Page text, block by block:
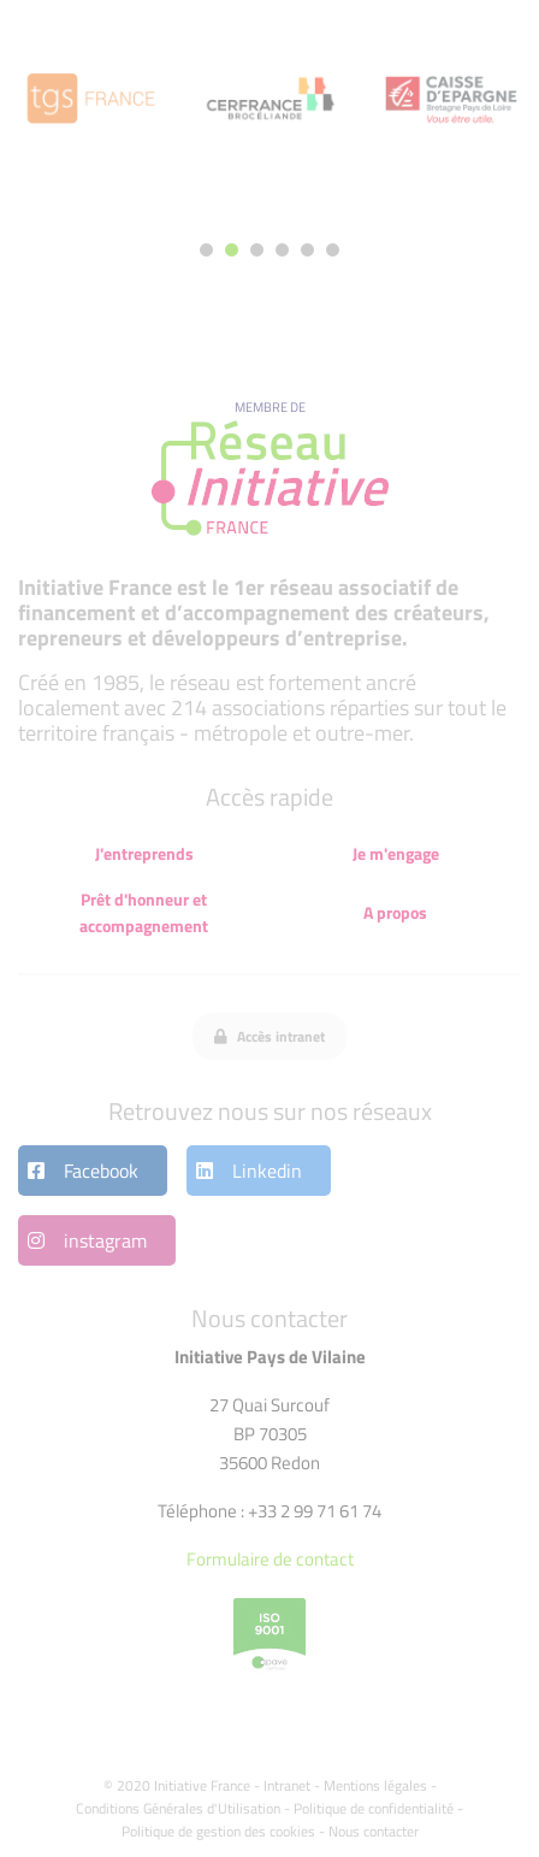
MEMBRE DE
Initiative France est le 1er réseau associatif de
financement et d’accompagnement des créateurs,
repreneurs et développeurs d’entreprise.
Créé en 1985, le réseau est fortement ancré
localement avec 214 associations réparties sur tout le
territoire français - métropole et outre-mer.
Nous contacter
Initiative Pays de Vilaine
27 Quai Surcouf
BP 70305
35600 Redon
Téléphone : +33 2 99 71 61 74
Formulaire de contact
© 2020 Initiative France - Intranet- Mentions légales -
Conditions Générales d'Utilisation - Politique de confidentialité -
Politique de gestion des cookies - Nous contacter
Accès rapide
J'entreprends
Je m'engage
Prêt d'honneur et
accompagnement
A propos
Accès intranet
Retrouvez nous sur nos réseaux
Facebook Linkedin
instagram